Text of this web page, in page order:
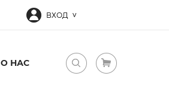
ВХОД
О НАС